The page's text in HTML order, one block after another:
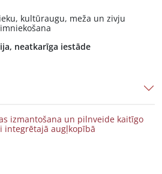
kultūraugu, meža un zivju
neatkarīga iestāde
izmantošana un pilnveide kaitīgo
integrētajā augļkopībā